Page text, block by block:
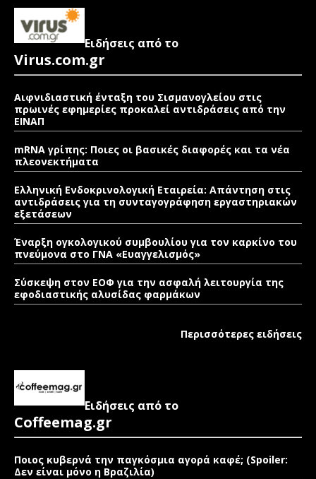
Ειδήσεις από το
Virus.com.gr
Αιφνιδιαστική ένταξη του Σισμανογλείου στις
πρωινές εφημερίες προκαλεί αντιδράσεις από την
ΕΙΝΑΠ
mRNA γρίπης: Ποιες οι βασικές διαφορές και τα νέα
πλεονεκτήματα
Ελληνική Ενδοκρινολογική Εταιρεία: Απάντηση στις
αντιδράσεις για τη συνταγογράφηση εργαστηριακών
εξετάσεων
Έναρξη ογκολογικού συμβουλίου για τον καρκίνο του
πνεύμονα στο ΓΝΑ «Ευαγγελισμός»
Σύσκεψη στον ΕΟΦ για την ασφαλή λειτουργία της
εφοδιαστικής αλυσίδας φαρμάκων
Περισσότερες ειδήσεις
Ειδήσεις από το
Coffeemag.gr
Ποιος κυβερνά την παγκόσμια αγορά καφέ; (Spoiler:
Δεν είναι μόνο η Βραζιλία)